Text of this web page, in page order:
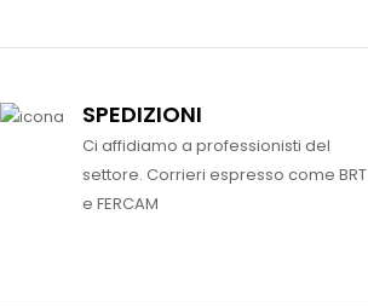
SPEDIZIONI
Ci affidiamo a professionisti del
settore. Corrieri espresso come BRT
e FERCAM